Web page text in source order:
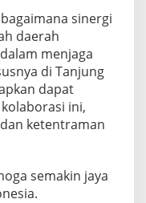
sinergi
daerah
menjaga
di Tanjung
dapat
ini,
ketentraman
semakin jaya